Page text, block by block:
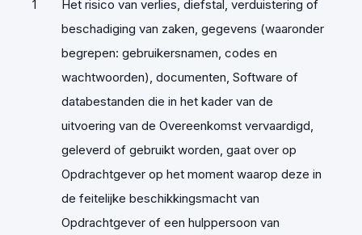
Het risico van verlies, diefstal, verduistering of
beschadiging van zaken, gegevens (waaronder
begrepen: gebruikersnamen, codes en
wachtwoorden), documenten, Software of
databestanden die in het kader van de
uitvoering van de Overeenkomst vervaardigd,
geleverd of gebruikt worden, gaat over op
Opdrachtgever op het moment waarop deze in
de feitelijke beschikkingsmacht van
Opdrachtgever of een hulppersoon van